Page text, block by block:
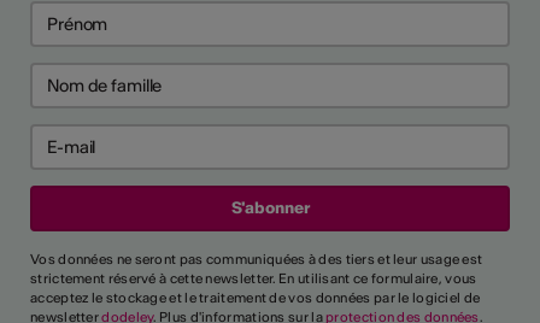
Vos données ne seront pas communiquées à des tiers et leur usage est
strictement réservé à cette newsletter. En utilisant ce formulaire, vous
acceptez le stockage et le traitement de vos données par le logiciel de
newsletterdodeley. Plus d'informations sur la protection des données.